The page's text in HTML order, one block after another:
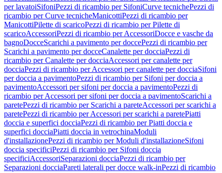
per lavatoiSifoniPezzi di ricambio per SifoniCurve tecnichePezzi di
ricambio per Curve tecnicheManicottiPezzi di ricambio per
ManicottiPilette di scaricoPezzi di ricambio per Pilette di
scaricoAccessoriPezzi di ricambio per AccessoriDocce e vasche da
bagnoDocceScarichi a pavimento per doccePezzi di ricambio per
Scarichi a pavimento per docceCanalette per docciaPezzi di
ricambio per Canalette per docciaAccessori per canalette per
docciaPezzi di ricambio per Accessori per canalette per docciaSifoni
per doccia a pavimentoPezzi di ricambio per Sifoni per doccia a
pavimentoAccessori per sifoni per doccia a pavimentoPezzi di
ricambio per Accessori per sifoni per doccia a pavimentoScarichi a
paretePezzi di ricambio per Scarichi a pareteAccessori per scarichi a
paretePezzi di ricambio per Accessori per scarichi a paretePiatti
doccia e superfici docciaPezzi di ricambio per Piatti doccia e
superfici docciaPiatti doccia in vetrochinaModuli
d'installazionePezzi di ricambio per Moduli d'installazioneSifoni
doccia specificiPezzi di ricambio per Sifoni doccia
specificiAccessoriSeparazioni docciaPezzi di ricambio per
Separazioni docciaPareti laterali per docce walk-inPezzi di ricambio